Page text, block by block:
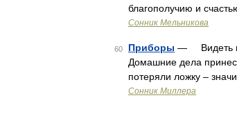
благополучию и
Сонник Мельникова
60 Приборы — Видеть
Домашние дела
потеряли ложку –
Сонник Миллера